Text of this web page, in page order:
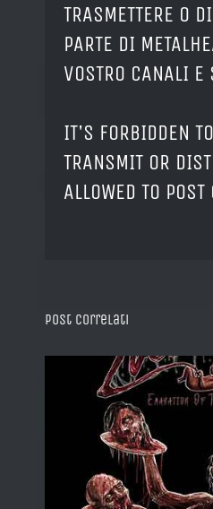
TRASMETTERE O
PARTE DI
VOSTRO CANALI E
IT'S FORBIDDEN
TRANSMIT OR
ALLOWED TO
Post correlati